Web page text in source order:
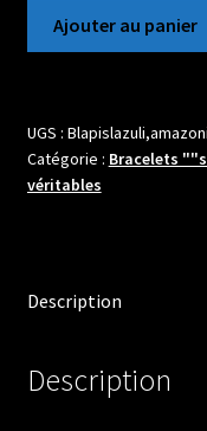
pierres
boules
8mm
D'Amazonite
d'Hématite
avec
Ajouter au panier
UGS :
Catégorie : Bracelets
véritables
Description
Description